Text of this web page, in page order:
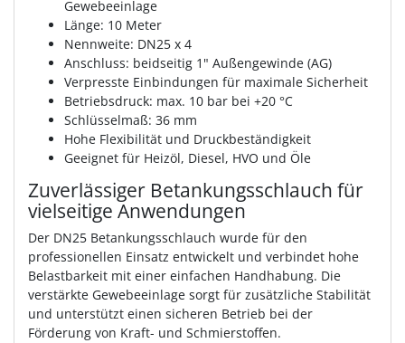
Gewebeeinlage
Länge: 10 Meter
Nennweite: DN25 x 4
Anschluss: beidseitig 1" Außengewinde (AG)
Verpresste Einbindungen für maximale Sicherheit
Betriebsdruck: max. 10 bar bei +20 °C
Schlüsselmaß: 36 mm
Hohe Flexibilität und Druckbeständigkeit
Geeignet für Heizöl, Diesel, HVO und Öle
Zuverlässiger Betankungsschlauch für
vielseitige Anwendungen
Der DN25 Betankungsschlauch wurde für den
professionellen Einsatz entwickelt und verbindet hohe
Belastbarkeit mit einer einfachen Handhabung. Die
verstärkte Gewebeeinlage sorgt für zusätzliche Stabilität
und unterstützt einen sicheren Betrieb bei der
Förderung von Kraft- und Schmierstoffen.